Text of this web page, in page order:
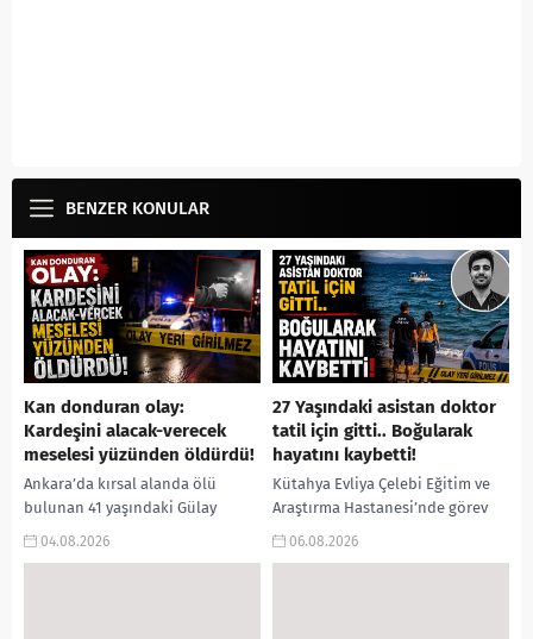
BENZER KONULAR
Kan donduran olay:
Kardeşini alacak-verecek
meselesi yüzünden öldürdü!
Ankara’da kırsal alanda ölü
bulunan 41 yaşındaki Gülay
Akgün Mutlu’nun, erkek kardeşi
04.08.2026
27 Yaşındaki asistan doktor
tatil için gitti.. Boğularak
hayatını kaybetti!
Kütahya Evliya Çelebi Eğitim ve
Araştırma Hastanesi’nde görev
yapan 27 yaşındaki Asistan Dr.
06.08.2026